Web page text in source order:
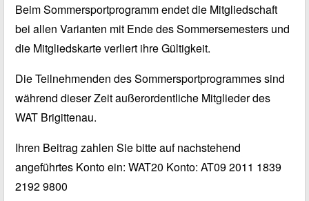
Beim Sommersportprogramm endet die Mitgliedschaft
bei allen Varianten mit Ende des Sommersemesters und
die Mitgliedskarte verliert ihre Gültigkeit.
Die Teilnehmenden des Sommersportprogrammes sind
während dieser Zeit außerordentliche Mitglieder des
WAT Brigittenau.
Ihren Beitrag zahlen Sie bitte auf nachstehend
angeführtes Konto ein: WAT20 Konto: AT09 2011 1839
2192 9800